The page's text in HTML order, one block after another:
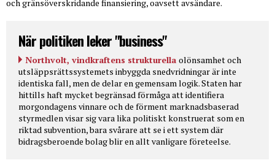
och gränsöverskridande finansiering, oavsett avsändare.
När politiken leker "business"
Northvolt, vindkraftens strukturella olönsamhet och
utsläppsrättssystemets inbyggda snedvridningar är inte
identiska fall, men de delar en gemensam logik. Staten har
hittills haft mycket begränsad förmåga att identifiera
morgondagens vinnare och de förment marknadsbaserad
styrmedlen visar sig vara lika politiskt konstruerat som en
riktad subvention, bara svårare att se i ett system där
bidragsberoende bolag blir en allt vanligare företeelse.